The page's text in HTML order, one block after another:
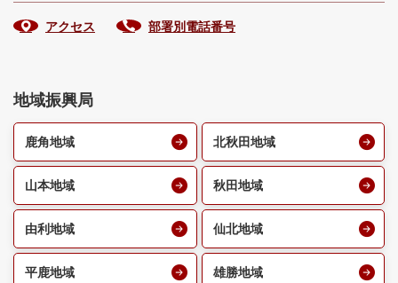
アクセス 部署別電話番号
地域振興局
鹿角地域 北秋田地域
山本地域 秋田地域
由利地域 仙北地域
平鹿地域 雄勝地域